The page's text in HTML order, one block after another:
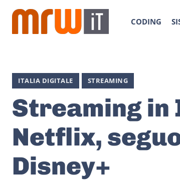
CODING
ITALIA DIGITALE STREAMING
Streaming
Netflix,
Disney+